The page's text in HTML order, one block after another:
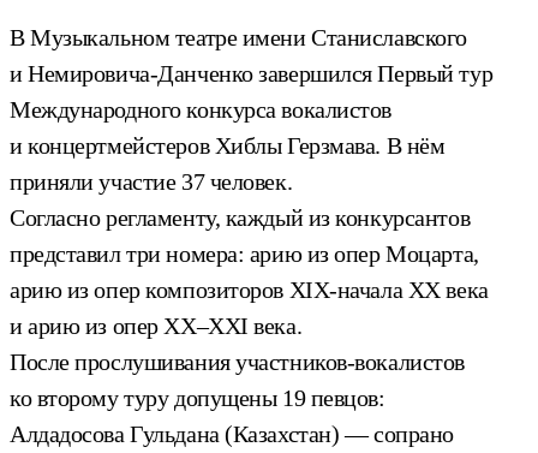
В Музыкальном театре имени Станиславского
и Немировича-Данченко завершился Первый тур
Международного конкурса вокалистов
и концертмейстеров Хиблы Герзмава. В нём
приняли участие 37 человек.
Согласно регламенту, каждый из конкурсантов
представил три номера: арию из опер Моцарта,
арию из опер композиторов XIX-начала XX века
и арию из опер XX–XXI века.
После прослушивания участников-вокалистов
ко второму туру допущены 19 певцов:
Алдадосова Гульдана (Казахстан) — сопрано